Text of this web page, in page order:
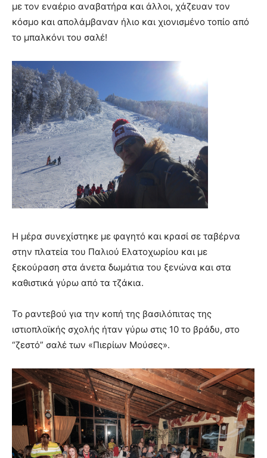
με τον εναέριο αναβατήρα και άλλοι, χάζευαν τον
κόσμο και απολάμβαναν ήλιο και χιονισμένο τοπίο από
το μπαλκόνι του σαλέ!
Η μέρα συνεχίστηκε με φαγητό και κρασί σε ταβέρνα
στην πλατεία του Παλιού Ελατοχωρίου και με
ξεκούραση στα άνετα δωμάτια του ξενώνα και στα
καθιστικά γύρω από τα τζάκια.
Το ραντεβού για την κοπή της βασιλόπιτας της
ιστιοπλοϊκής σχολής ήταν γύρω στις 10 το βράδυ, στο
“ζεστό” σαλέ των «Πιερίων Μούσες».